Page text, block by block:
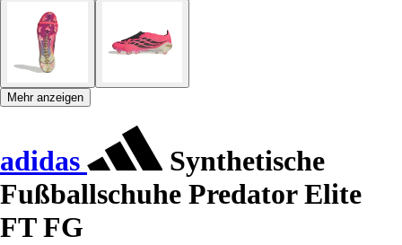
Mehr anzeigen
adidas
Synthetische
Fußballschuhe Predator Elite
FT FG